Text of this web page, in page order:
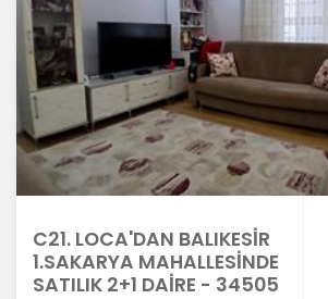
C21. LOCA'DAN BALIKESİR
1.SAKARYA MAHALLESİNDE
SATILIK 2+1 DAİRE - 34505